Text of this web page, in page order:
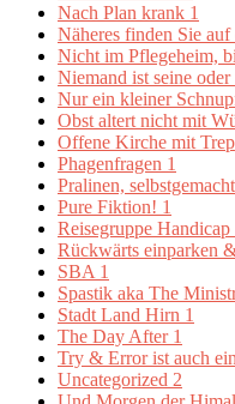
Nach Plan krank 1
Näheres finden Sie
Nicht im Pflegeheim,
Niemand ist seine
Nur ein kleiner
Obst altert nicht mit
Offene Kirche mit
Phagenfragen 1
Pralinen,
Pure Fiktion! 1
Reisegruppe Handicap
Rückwärts einparken
SBA 1
Spastik aka The
Stadt Land Hirn 1
The Day After 1
Try & Error ist auch
Uncategorized 2